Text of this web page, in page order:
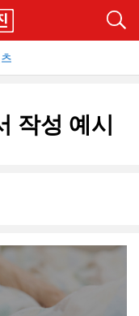
작성 예시